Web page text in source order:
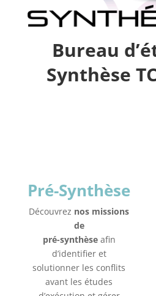
Bureau
Synthèse
Pré-Synthèse
Découvrez nos missions
de
pré-synthèse afin
d’identifier et
solutionner les conflits
avant les études